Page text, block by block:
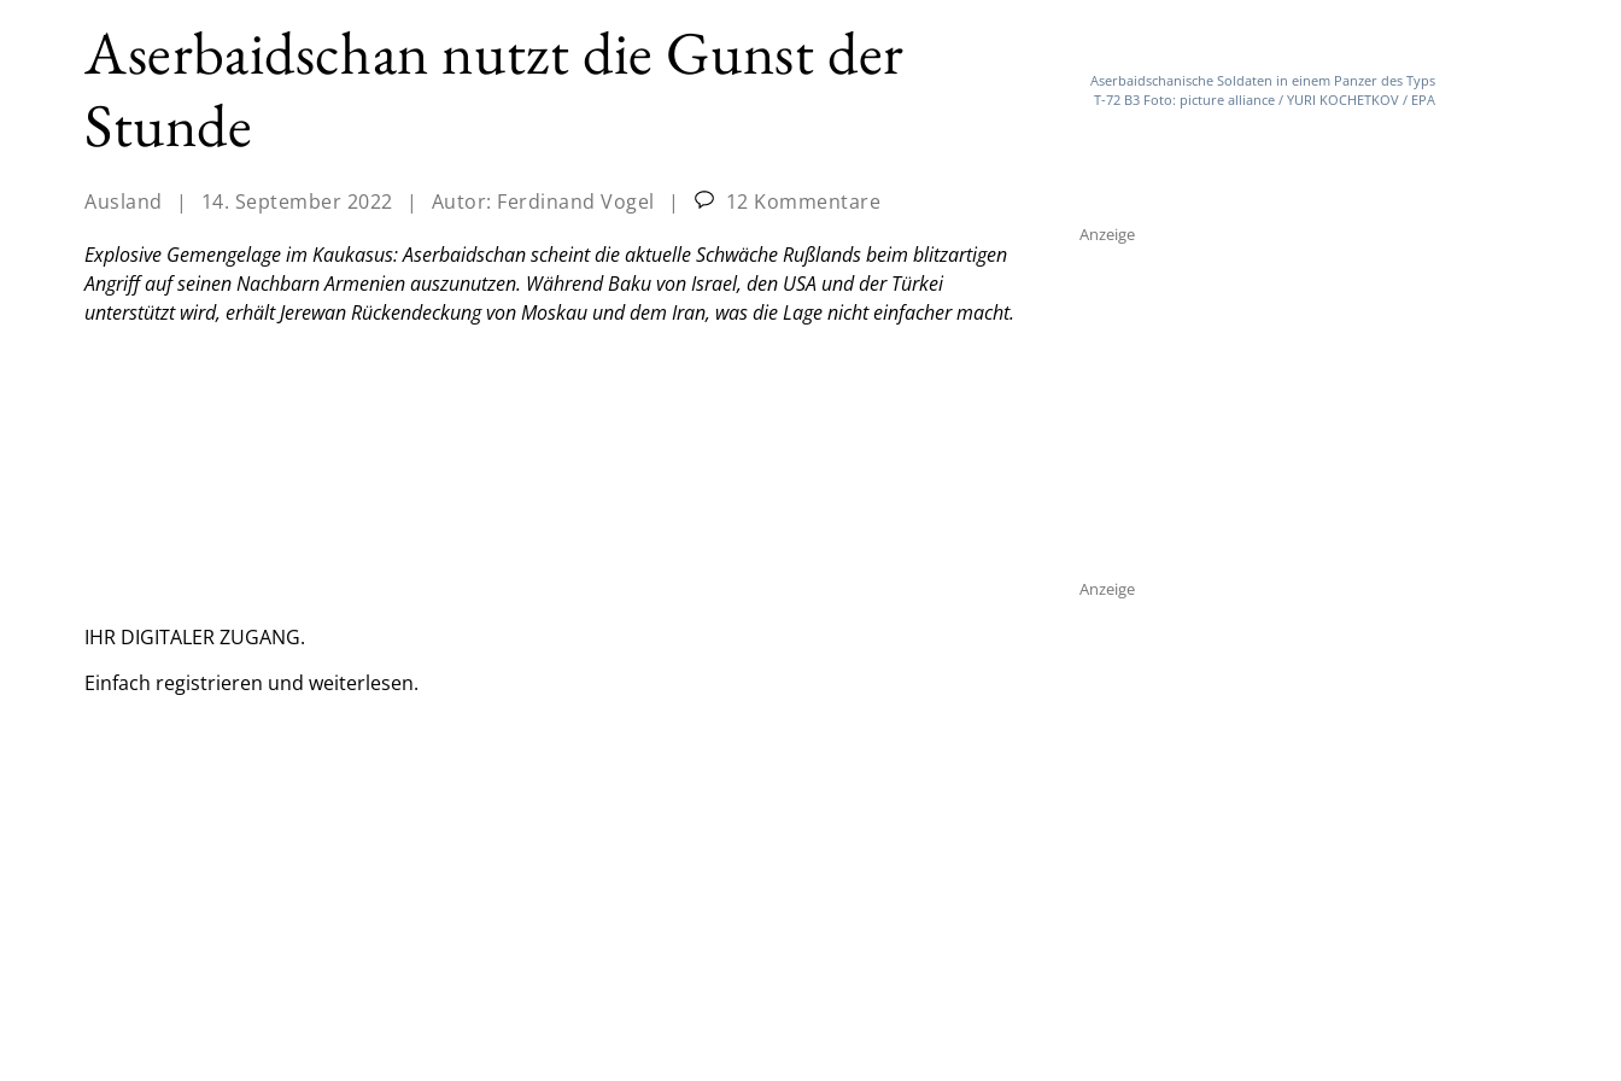
Aserbaidschan nutzt die Gunst der
Stunde
Ausland | 14. September 2022 | Autor: Ferdinand Vogel |
12 Kommentare
Explosive Gemengelage im Kaukasus: Aserbaidschan scheint die aktuelle Schwäche Rußlands beim blitzartigen
Angriff auf seinen Nachbarn Armenien auszunutzen. Während Baku von Israel, den USA und der Türkei
unterstützt wird, erhält Jerewan Rückendeckung von Moskau und dem Iran, was die Lage nicht einfacher macht.
IHR DIGITALER ZUGANG.
Einfach registrieren und weiterlesen.
Aserbaidschanische Soldaten in einem Panzer des Typs
T-72 B3 Foto: picture alliance / YURI KOCHETKOV / EPA
Anzeige
Anzeige